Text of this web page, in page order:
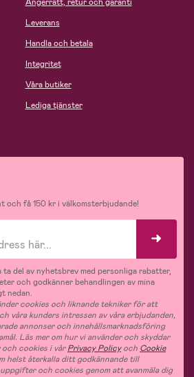
Leverans
Handla och betala
Integritet
Våra butiker
Lediga tjänster
och få 150 kr i välkomsterbjudande!
ta del av nyhetsbrev med personliga rabatter,
och godkänner behandlingen av mina
nedan.
cookies och liknande tekniker för att
våra kunders intressen av våra erbjudanden,
annonser och innehållsmarknadsföring
Läs mer om hur vi använder och skyddar
cookies i vårPrivacy Policyoch Cookie
helst återkalla ditt godkännande till
och cookies genom att avanmäla dig